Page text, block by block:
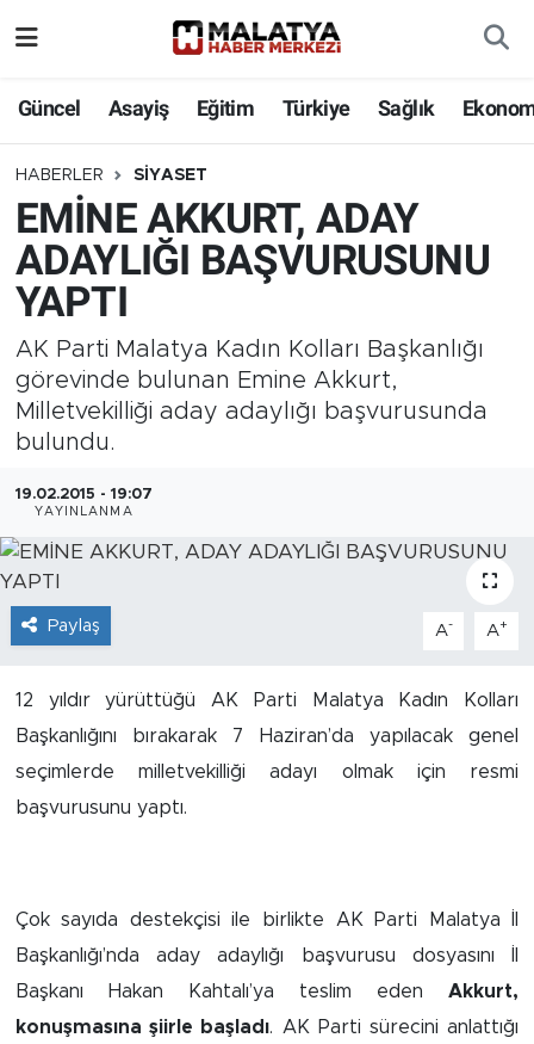
Güncel Asayiş Eğitim Türkiye Sağlık
HABERLER SIYASET
EMİNE AKKURT, ADAY
ADAYLIĞI BAŞVURUSUNU
YAPTI
AK Parti Malatya Kadın Kolları Başkanlığı
görevinde bulunan Emine Akkurt,
Milletvekilliği aday adaylığı başvurusunda
bulundu.
19.02.2015 - 19:07
YAYINLANMA
Paylaş A- A+
12 yıldır yürüttüğü AK Parti Malatya Kadın Kolları
Başkanlığını bırakarak 7 Haziran’da yapılacak genel
seçimlerde milletvekilliği adayı olmak için resmi
başvurusunu yaptı.
Çok sayıda destekçisi ile birlikte AK Parti Malatya İl
Başkanlığı’nda aday adaylığı başvurusu dosyasını İl
Başkanı Hakan Kahtalı’ya teslim edenAkkurt,
konuşmasına şiirle başladı. AK Parti sürecini anlattığı
Eğitim
Türkiye
Sağlık
Güncel
Kültür
Teknoloji
Dünya
Spor
Yazıhan
Kuluncak
Doğanyol